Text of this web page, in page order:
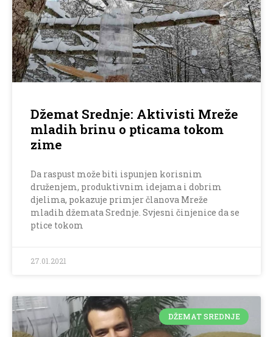
Džemat Srednje: Aktivisti Mreže
mladih brinu o pticama tokom
zime
Da raspust može biti ispunjen korisnim
druženjem, produktivnim idejama i dobrim
djelima, pokazuje primjer članova Mreže
mladih džemata Srednje. Svjesni činjenice da se
ptice tokom
27.01.2021
DŽEMAT SREDNJE